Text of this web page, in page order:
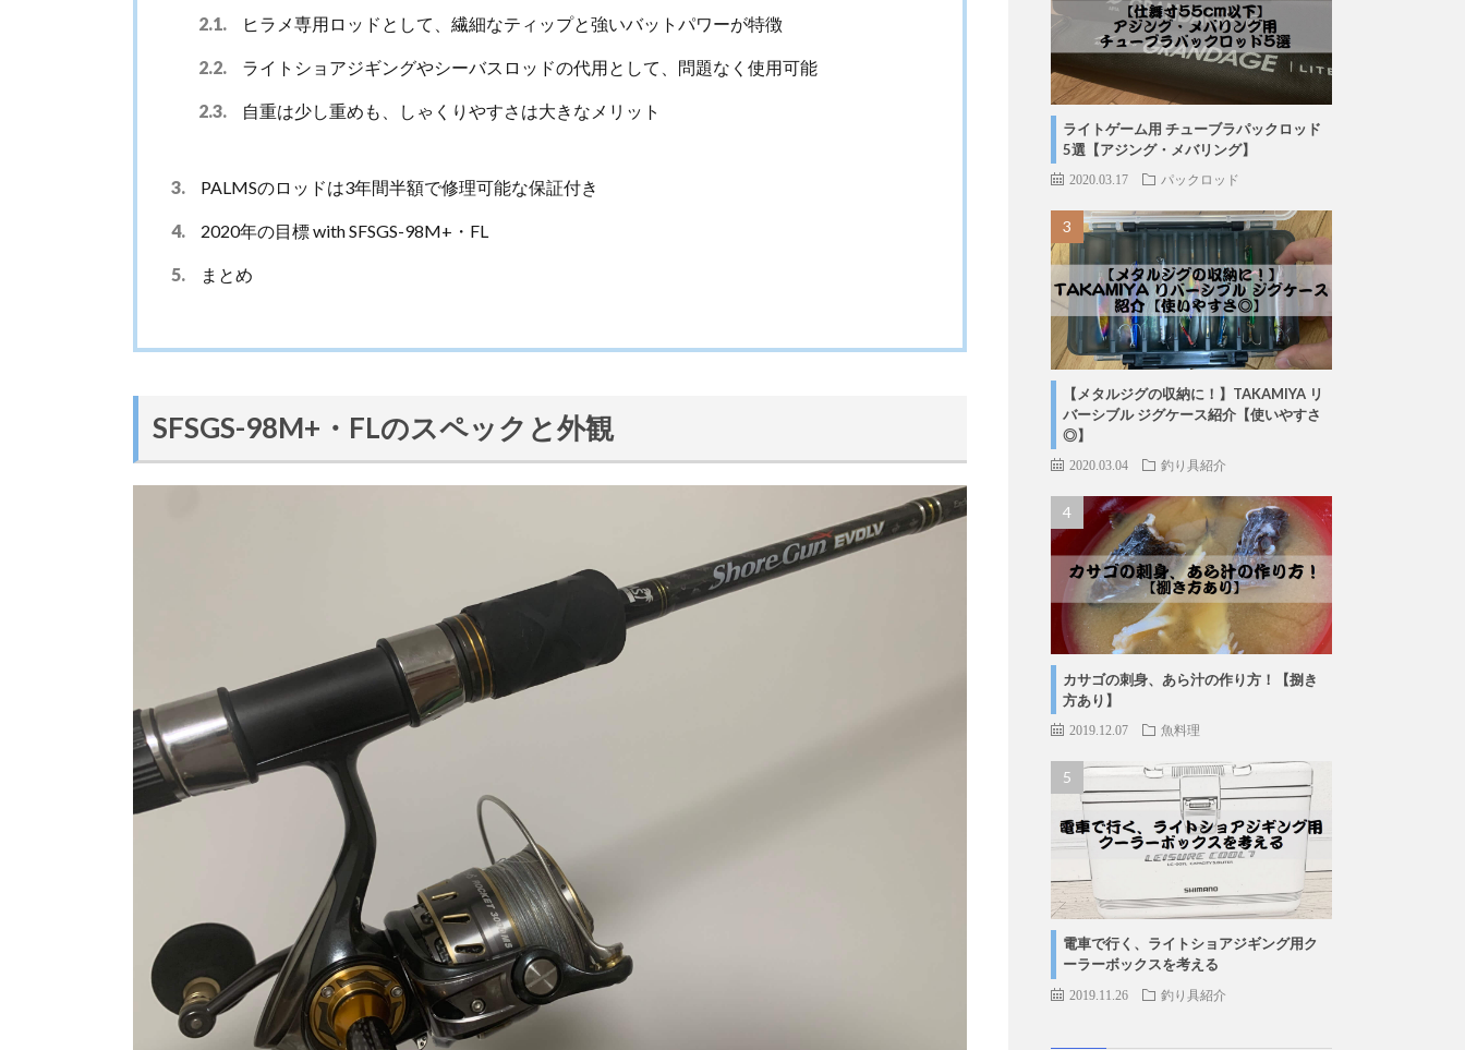
2.1. ヒラメ専用ロッドとして、繊細なティップと強いバットパワーが特徴
2.2. ライトショアジギングやシーバスロッドの代用として、問題なく使用可能
2.3. 自重は少し重めも、しゃくりやすさは大きなメリット
3. PALMSのロッドは3年間半額で修理可能な保証付き
4. 2020年の目標 with SFSGS-98M+・FL
5. まとめ
SFSGS-98M+・FLのスペックと外観
ライトゲーム用 チューブラパックロッド
5選【アジング・メバリング】
2020.03.17 パックロッド
【メタルジグの収納に！】TAKAMIYA リ
バーシブル ジグケース紹介【使いやすさ
◎】
2020.03.04 釣り具紹介
カサゴの刺身、あら汁の作り方！【捌き
方あり】
2019.12.07 魚料理
電車で行く、ライトショアジギング用ク
ーラーボックスを考える
2019.11.26 釣り具紹介